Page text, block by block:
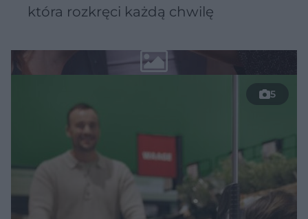
która rozkręci każdą chwilę
5